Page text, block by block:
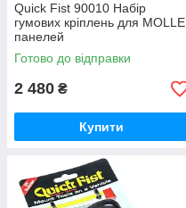
Quick Fist 90010 Набір
гумових кріплень для MOLLE
панелей
Готово до відправки
2 480 ₴
Купити